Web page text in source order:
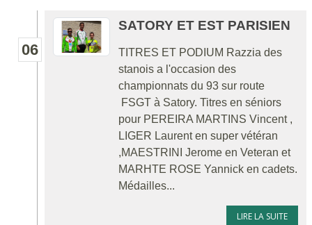
06
SATORY ET EST PARISIEN
TITRES ET PODIUM Razzia des
stanois a l'occasion des
championnats du 93 sur route
FSGT à Satory. Titres en séniors
pour PEREIRA MARTINS Vincent ,
LIGER Laurent en super vétéran
,MAESTRINI Jerome en Veteran et
MARHTE ROSE Yannick en cadets.
Médailles...
LIRE LA SUITE